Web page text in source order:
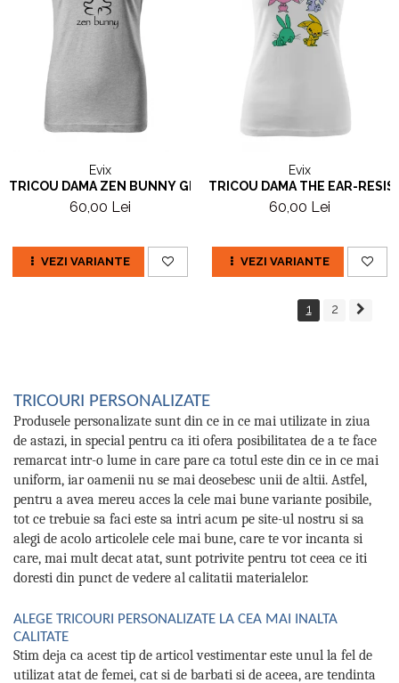
Evix
TRICOU DAMA ZEN BUNNY GRI
60,00 Lei
VEZI VARIANTE
Evix
TRICOU DAMA THE EAR-
60,00 Lei
VEZI VARIANTE
1 2
TRICOURI PERSONALIZATE
Produsele personalizate sunt din ce in ce mai utilizate in ziua
de astazi, in special pentru ca iti ofera posibilitatea de a te face
remarcat intr-o lume in care pare ca totul este din ce in ce mai
uniform, iar oamenii nu se mai deosebesc unii de altii. Astfel,
pentru a avea mereu acces la cele mai bune variante posibile,
tot ce trebuie sa faci este sa intri acum pe site-ul nostru si sa
alegi de acolo articolele cele mai bune, care te vor incanta si
care, mai mult decat atat, sunt potrivite pentru tot ceea ce iti
doresti din punct de vedere al calitatii materialelor.
ALEGE TRICOURI PERSONALIZATE LA CEA MAI INALTA
CALITATE
Stim deja ca acest tip de articol vestimentar este unul la fel de
utilizat atat de femei, cat si de barbati si de aceea, are tendinta